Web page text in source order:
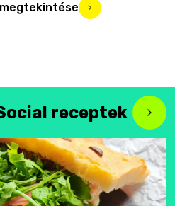
receptek